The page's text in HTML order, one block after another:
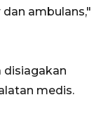
ambulans,"
disiagakan
medis.